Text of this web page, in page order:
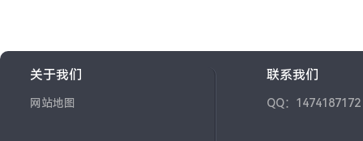
关于我们
网站地图
联系我们
QQ：1474187172